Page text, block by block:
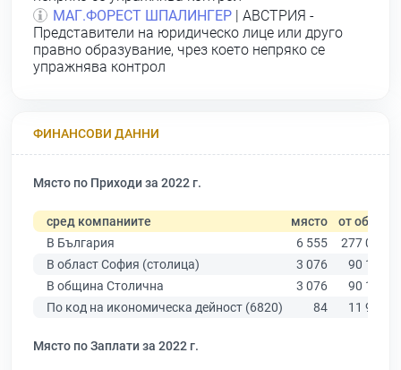
МАГ.ФОРЕСТ ШПАЛИНГЕР | АВСТРИЯ -
Представители на юридическо лице или друго
правно образувание, чрез което непряко се
упражнява контрол
ФИНАНСОВИ ДАННИ
Място по Приходи за 2022 г.
сред компаниите място от общо
В България
6 555
277 019
В област София (столица)
3 076
90 178
В община Столична
3 076
90 178
По код на икономическа дейност (6820)
84 11 940
Място по Заплати за 2022 г.